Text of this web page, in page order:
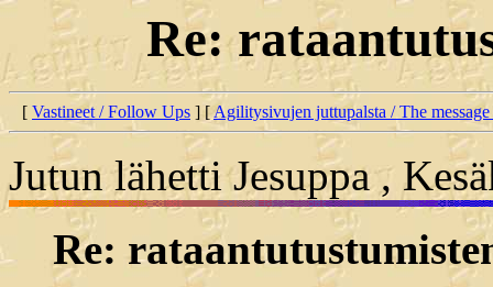
Re:
[ Vastineet / Follow Ups ] [Agilitysivujen juttupalsta / The
Jutun lähetti Jesuppa ,
Re: